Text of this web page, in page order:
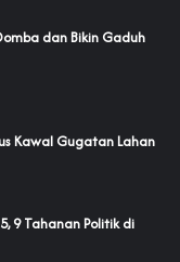
dan Bikin Gaduh
Kawal Gugatan Lahan
9 Tahanan Politik di